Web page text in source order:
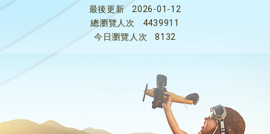
最後更新
2026-01-12
總瀏覽人次
4439911
今日瀏覽人次
8132